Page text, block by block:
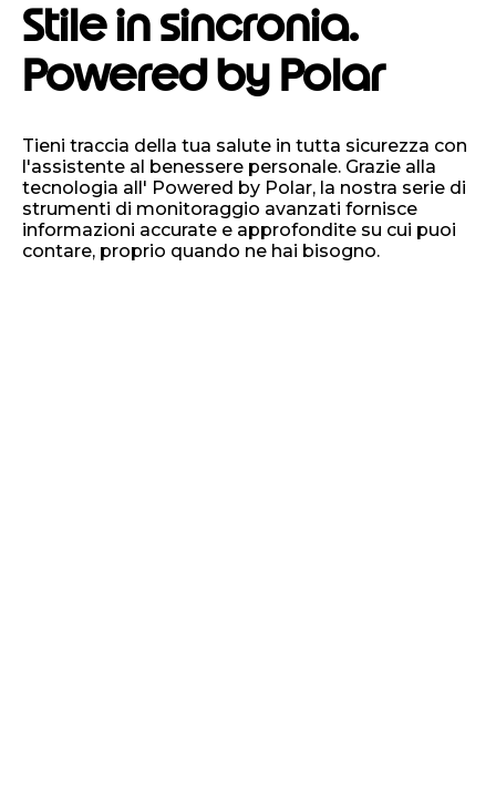
Stile in sincronia.
Powered by Polar
Tieni traccia della tua salute in tutta sicurezza con
l'assistente al benessere personale. Grazie alla
tecnologia all' Powered by Polar, la nostra serie di
strumenti di monitoraggio avanzati fornisce
informazioni accurate e approfondite su cui puoi
contare, proprio quando ne hai bisogno.